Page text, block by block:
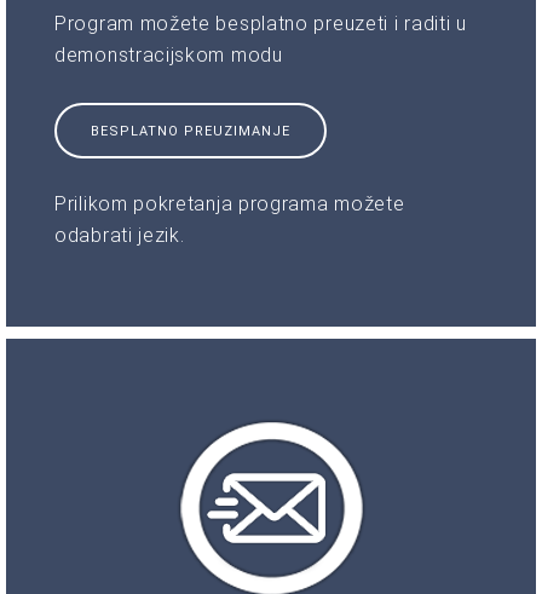
Program možete besplatno preuzeti i raditi u
demonstracijskom modu
BESPLATNO PREUZIMANJE
Prilikom pokretanja programa možete
odabrati jezik.